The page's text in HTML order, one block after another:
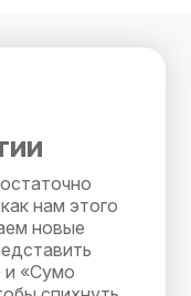
нам этого
новые
и «Сумо